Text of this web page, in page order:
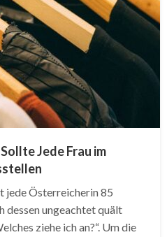
Jede Frau im
jede Österreicherin 85
dessen ungeachtet quält
ziehe ich an?“. Um die